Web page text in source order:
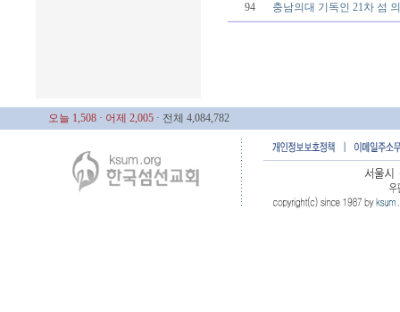
94 충남의대 기독인 21차 섬
오늘 1,508 · 어제 2,005 · 전체 4,084,782